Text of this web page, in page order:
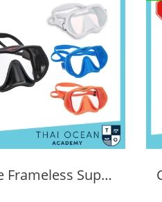
Tecline Frameless Super View Mask